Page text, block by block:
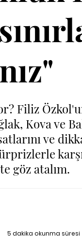
Filiz
Kova ve
ve
göz atalım.
5 dakika okunma süresi